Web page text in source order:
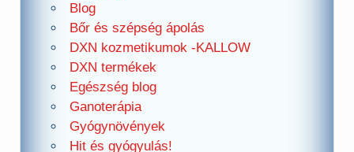
Blog
Bőr és szépség ápolás
DXN kozmetikumok -KALLOW
DXN termékek
Egészség blog
Ganoterápia
Gyógynövények
Hit és gyógyulás!